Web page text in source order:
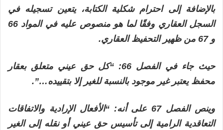
بالإضافة إلى احترام شكلية الكتابة، يتعين تسجيله في
السجل العقاري وفقًا لما هو منصوص عليه في المواد 66
و 67 من ظهير التحفيظ العقاري.
حيث جاء في الفصل 66: “كل حق عيني متعلق بعقار
محفظ يعتبر غير موجود بالنسبة للغير إلا بتقييده…”.
وينص الفصل 67 على أنه: “الأفعال الإرادية والاتفاقات
التعاقدية الرامية إلى تأسيس حق عيني أو نقله إلى الغير